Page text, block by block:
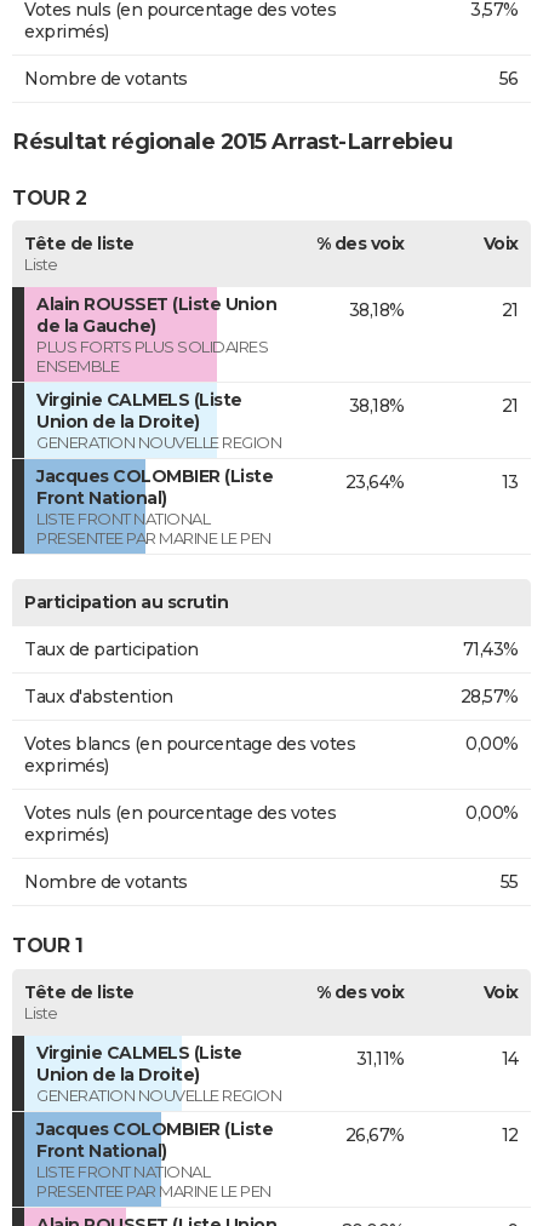
Votes nuls (en pourcentage des votes
exprimés)
3,57%
Nombre de votants 56
Résultat régionale 2015 Arrast-Larrebieu
TOUR 2
Tête de liste
Liste
% des voix Voix
Alain ROUSSET (Liste Union
de la Gauche)
PLUS FORTS PLUS SOLIDAIRES
ENSEMBLE
38,18% 21
Virginie CALMELS (Liste
Union de la Droite)
GENERATION NOUVELLE REGION
38,18% 21
Jacques COLOMBIER (Liste
Front National)
LISTE FRONT NATIONAL
PRESENTEE PAR MARINE LE PEN
23,64% 13
Participation au scrutin
Taux de participation 71,43%
Taux d'abstention 28,57%
Votes blancs (en pourcentage des votes
exprimés)
0,00%
Votes nuls (en pourcentage des votes
exprimés)
0,00%
Nombre de votants 55
TOUR 1
Tête de liste
Liste
% des voix Voix
Virginie CALMELS (Liste
Union de la Droite)
GENERATION NOUVELLE REGION
31,11% 14
Jacques COLOMBIER (Liste
Front National)
LISTE FRONT NATIONAL
PRESENTEE PAR MARINE LE PEN
26,67% 12